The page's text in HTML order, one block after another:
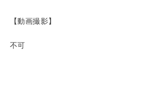
【動画撮影】
不可